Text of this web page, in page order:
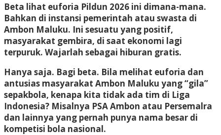
Beta lihat euforia Pildun 2026 ini dimana-mana.
Bahkan di instansi pemerintah atau swasta di
Ambon Maluku. Ini sesuatu yang positif,
masyarakat gembira, di saat ekonomi lagi
terpuruk. Wajarlah sebagai hiburan gratis.
Hanya saja. Bagi beta. Bila melihat euforia dan
antusias masyarakat Ambon Maluku yang “gila”
sepakbola, kenapa kita tidak ada tim di Liga
Indonesia? Misalnya PSA Ambon atau Persemalra
dan lainnya yang pernah punya nama besar di
kompetisi bola nasional.